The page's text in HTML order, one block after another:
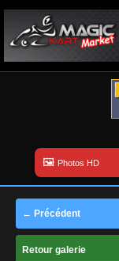
← Précédent
Retour galerie